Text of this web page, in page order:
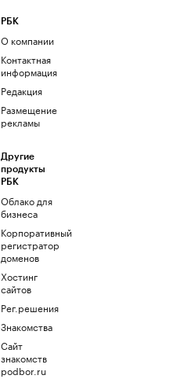
РБК
О компании
Контактная
информация
Редакция
Размещение
рекламы
Другие
продукты
РБК
Облако для
бизнеса
Корпоративный
регистратор
доменов
Хостинг
сайтов
Рег.решения
Знакомства
Сайт
знакомств
podbor.ru